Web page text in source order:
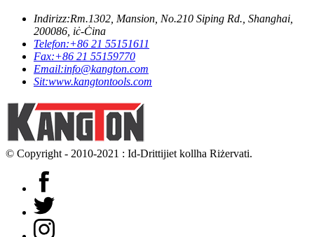
Indirizz:Rm.1302, Mansion, No.210 Siping Rd., Shanghai,
200086, iċ-Ċina
Telefon:+86 21 55151611
Fax:+86 21 55159770
Email:info@kangton.com
Sit:www.kangtontools.com
© Copyright - 2010-2021 : Id-Drittijiet kollha Riżervati.